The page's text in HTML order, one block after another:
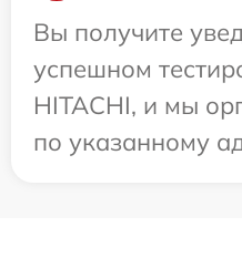
Вы получите
успешном
HITACHI, и мы
по указанному